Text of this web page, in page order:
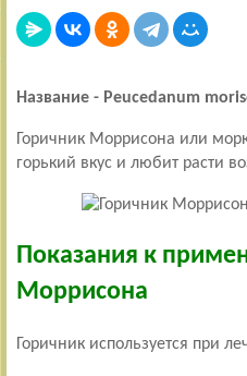
Название - Peucedanum
Горичник Моррисона или
горький вкус и любит расти
Показания к
Моррисона
Горичник используется при